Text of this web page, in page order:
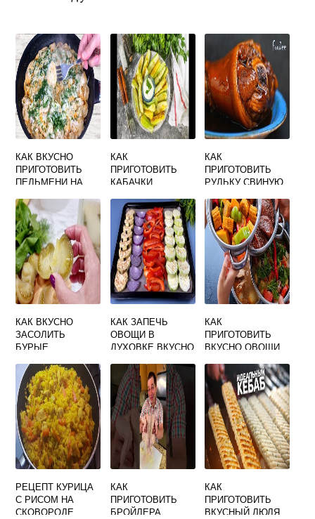
КАК ВКУСНО
ПРИГОТОВИТЬ
ПЕЛЬМЕНИ НА
МАЙОНЕЗОМ
КАК
ПРИГОТОВИТЬ
КАБАЧКИ
ВКУСНО В
ДУХОВКЕ
ДИЕТИЧЕСКИЕ
КАК
ПРИГОТОВИТЬ
РУЛЬКУ СВИНУЮ
СОЧНО И ВКУСНО
КАК ВКУСНО
ЗАСОЛИТЬ
БУРЫЕ
ЗИМУ РЕЦЕПТЫ
КАК ЗАПЕЧЬ
ОВОЩИ В
ДУХОВКЕ ВКУСНО
ПЕРЕЦ КАБАЧОК
РЕЦЕПТ
КАК
ПРИГОТОВИТЬ
ВКУСНО ОВОЩИ
РЕЦЕПТ КУРИЦА
С РИСОМ НА
СКОВОРОДЕ
КАК
ПРИГОТОВИТЬ
БРОЙЛЕРА
КАК
ПРИГОТОВИТЬ
ВКУСНЫЙ ЛЮЛЯ